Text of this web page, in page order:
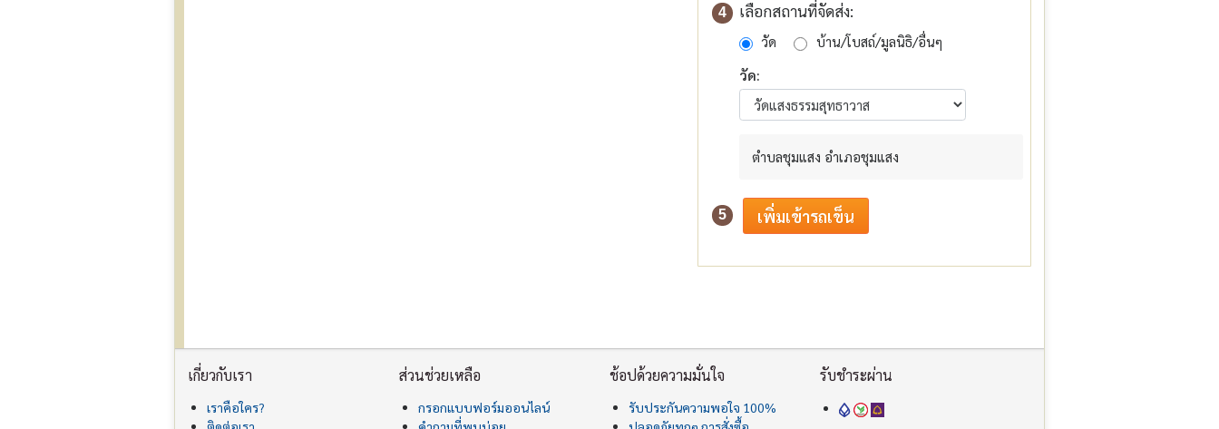
4 เลือกสถานที่จัดส่ง:
วัด
บ้าน/โบสถ์/มูลนิธิ/อื่นๆ
วัด:
ตำบลชุมแสง อำเภอชุมแสง
5
เกี่ยวกับเรา
เราคือใคร?
ส่วนช่วยเหลือ
กรอกแบบฟอร์มออนไลน์
ช้อปด้วยความมั่นใจ
รับประกันความพอใจ 100%
รับชำระผ่าน